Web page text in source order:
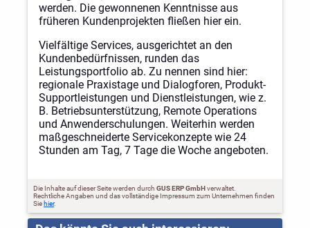
werden. Die gewonnenen Kenntnisse aus
früheren Kundenprojekten fließen hier ein.
Vielfältige Services, ausgerichtet an den
Kundenbedürfnissen, runden das
Leistungsportfolio ab. Zu nennen sind hier:
regionale Praxistage und Dialogforen, Produkt-
Supportleistungen und Dienstleistungen, wie z.
B. Betriebsunterstützung, Remote Operations
und Anwenderschulungen. Weiterhin werden
maßgeschneiderte Servicekonzepte wie 24
Stunden am Tag, 7 Tage die Woche angeboten.
Die Inhalte auf dieser Seite werden durch GUS ERP GmbHverwaltet.
Rechtliche Angaben und das vollständige Impressum zum Unternehmen finden
Sie hier.